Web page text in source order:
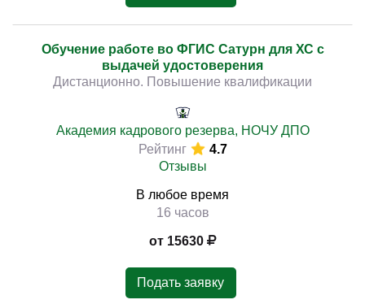
Обучение работе во ФГИС Сатурн для ХС с
выдачей удостоверения
Дистанционно. Повышение квалификации
Академия кадрового резерва, НОЧУ ДПО
Рейтинг
4.7
Отзывы
В любое время
16 часов
от 15630
Подать заявку